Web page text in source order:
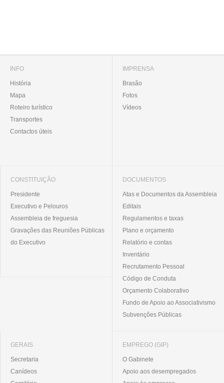
INFO
História
Mapa
Roteiro turístico
Transportes
Contactos úteis
IMPRENSA
Brasão
Fotos
Vídeos
CONSTITUIÇÃO
Presidente
Executivo e Pelouros
Assembleia de freguesia
Gravações das Reuniões Públicas
do Executivo
DOCUMENTOS
Atas e Documentos da Assembleia
Editais
Regulamentos e taxas
Plano e orçamento
Relatório e contas
Inventário
Recrutamento Pessoal
Código de Conduta
Orçamento Colaborativo
Fundo de Apoio ao Associativismo
Subvenções Públicas
GERAIS
Secretaria
Canídeos
EMPREGO (GIP)
O Gabinete
Apoio aos desempregados